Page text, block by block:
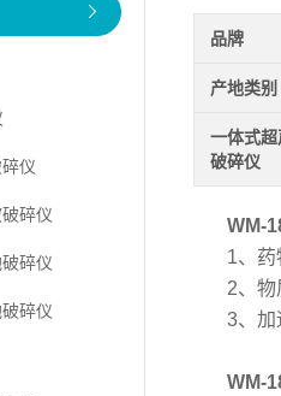
仪
碎仪
碎仪
碎仪
品牌
产地类别
一体式
破碎仪
WM-
1、
2、
3、加
WM-